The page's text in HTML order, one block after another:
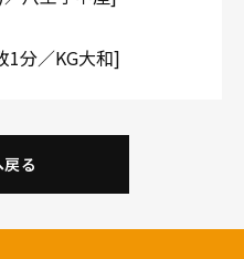
1分／KG大和]
る